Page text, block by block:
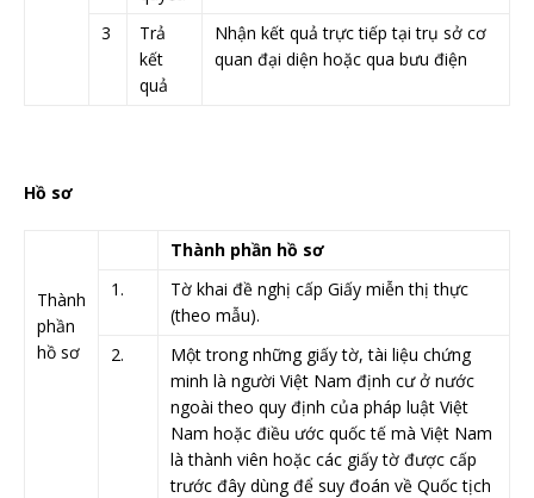
​3
​​Trả
kết
quả
Nhận kết quả trực tiếp tại trụ sở cơ
quan đại diện hoặc qua bưu điện
Hồ sơ
Thành
phần
hồ sơ ​
​Thành phần hồ sơ
​1.
Tờ khai đề nghị cấp Giấy miễn thị thực
(theo mẫu).
​2.
Một trong những giấy tờ, tài liệu chứng
minh là người Việt Nam định cư ở nước
ngoài theo quy định của pháp luật Việt
Nam hoặc điều ước quốc tế mà Việt Nam
là thành viên hoặc các giấy tờ được cấp
trước đây dùng để suy đoán về Quốc tịch